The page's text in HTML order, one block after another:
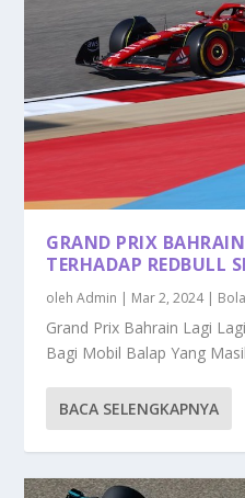
GRAND PRIX
TERHADAP REDBULL
olehAdmin | Mar 2, 2024|
Grand Prix Bahrain Lagi
Bagi Mobil Balap Yang
BACA SELENGKAPNYA